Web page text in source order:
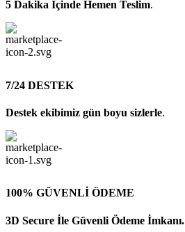
5 Dakika İçinde Hemen Teslim.
7/24 DESTEK
Destek ekibimiz gün boyu sizlerle.
100% GÜVENLİ ÖDEME
3D Secure İle Güvenli Ödeme İmkanı.